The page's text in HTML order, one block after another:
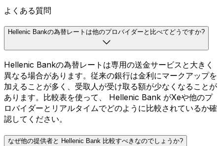
よくある質問
Hellenic Bankの為替レートは他のプロバイダーと比べてどうですか?
Hellenic Bankの為替レートは専用の送金サービスと大きく
異なる場合があります。従来の銀行は金利にマークアップを
加えることが多く、受取人が受け取る額が少なくなることが
あります。比較表を使って、 Hellenic Bank がXeや他のプ
ロバイダーとリアルタイムでどのように比較されているか確
認してください。
なぜ他の提供者と Hellenic Bank 比較すべきなのでしょうか?